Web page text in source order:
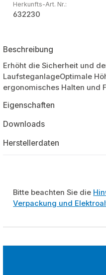
Herkunfts-Art. Nr.:
632230
Beschreibung
Erhöht die Sicherheit und
LaufsteganlageOptimale
ergonomisches Halten und
Eigenschaften
Downloads
Herstellerdaten
Bitte beachten Sie die
Verpackung und